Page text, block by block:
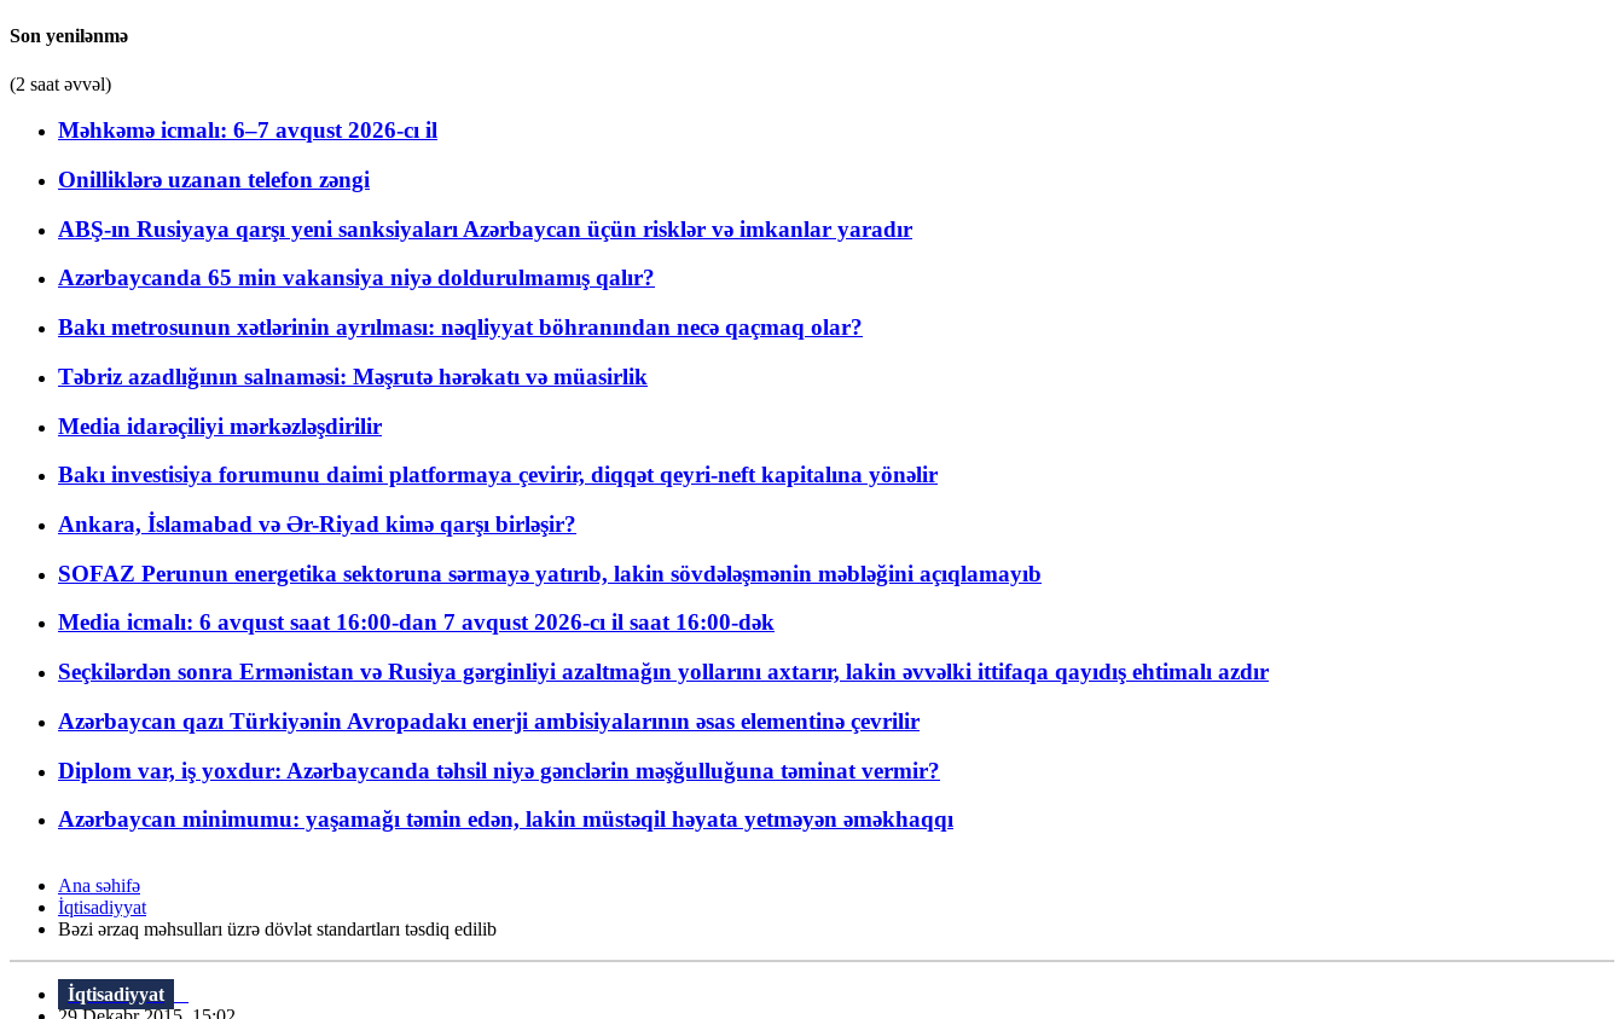
Son yenilənmə
(2 saat əvvəl)
Məhkəmə icmalı: 6–7 avqust 2026-cı il
Onilliklərə uzanan telefon zəngi
ABŞ-ın Rusiyaya qarşı yeni sanksiyaları Azərbaycan üçün risklər və imkanlar yaradır
Azərbaycanda 65 min vakansiya niyə doldurulmamış qalır?
Bakı metrosunun xətlərinin ayrılması: nəqliyyat böhranından necə qaçmaq olar?
Təbriz azadlığının salnaməsi: Məşrutə hərəkatı və müasirlik
Media idarəçiliyi mərkəzləşdirilir
Bakı investisiya forumunu daimi platformaya çevirir, diqqət qeyri-neft kapitalına yönəlir
Ankara, İslamabad və Ər-Riyad kimə qarşı birləşir?
SOFAZ Perunun energetika sektoruna sərmayə yatırıb, lakin sövdələşmənin məbləğini açıqlamayıb
Media icmalı: 6 avqust saat 16:00-dan 7 avqust 2026-cı il saat 16:00-dək
Seçkilərdən sonra Ermənistan və Rusiya gərginliyi azaltmağın yollarını axtarır, lakin əvvəlki ittifaqa qayıdış ehtimalı azdır
Azərbaycan qazı Türkiyənin Avropadakı enerji ambisiyalarının əsas elementinə çevrilir
Diplom var, iş yoxdur: Azərbaycanda təhsil niyə gənclərin məşğulluğuna təminat vermir?
Azərbaycan minimumu: yaşamağı təmin edən, lakin müstəqil həyata yetməyən əməkhaqqı
Ana səhifə
İqtisadiyyat
Bəzi ərzaq məhsulları üzrə dövlət standartları təsdiq edilib
İqtisadiyyat